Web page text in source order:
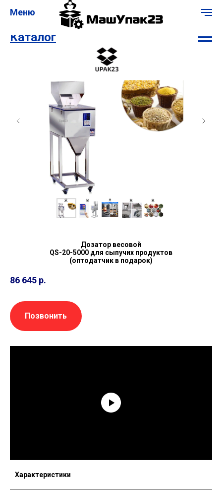
Меню
Каталог
Дозатор весовой
QS-20-5000 для сыпучих продуктов
(оптодатчик в подарок)
86 645 р.
Позвонить
Характеристики